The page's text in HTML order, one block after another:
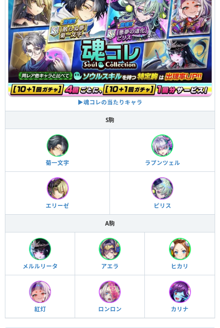
▶︎魂コレの当たりキャラ
S駒
菊一文字 ラプンツェル
エリーゼ ピリス
A駒
メルルリータ アエラ ヒカリ
紅灯 ロンロン カリナ